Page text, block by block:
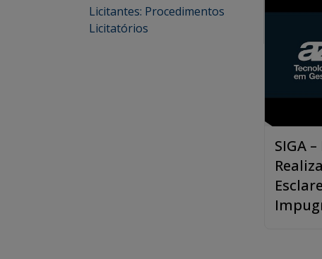
Licitantes: Procedimentos
Licitatórios
SIGA